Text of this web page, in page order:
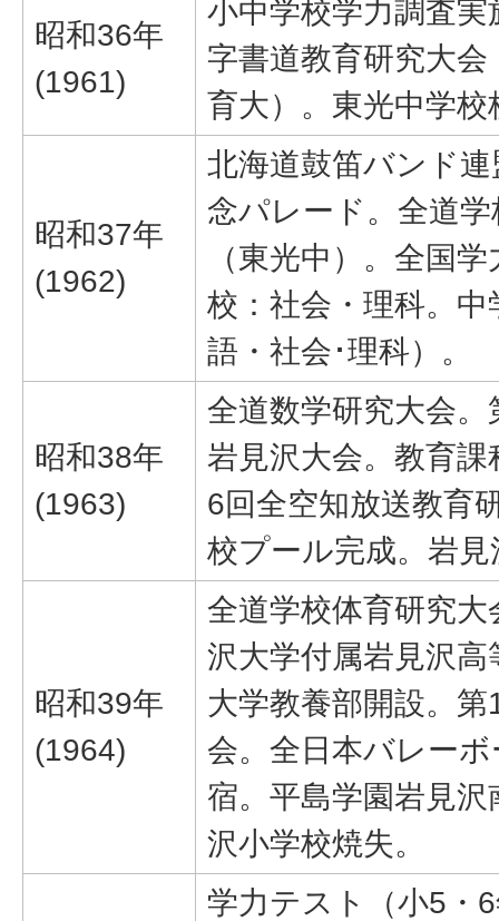
昭和36年
(1961)
小中学校学力調査
字書道教育研究大
育大）。東光中学校
昭和37年
(1962)
北海道鼓笛バンド
念パレード。全道
（東光中）。全国
校：社会・理科。
語・社会･理科）。
昭和38年
(1963)
全道数学研究大会
岩見沢大会。教育
6回全空知放送教育
校プール完成。岩
昭和39年
(1964)
全道学校体育研究
沢大学付属岩見沢
大学教養部開設。
会。全日本バレー
宿。平島学園岩見
沢小学校焼失。
学力テスト（小5・